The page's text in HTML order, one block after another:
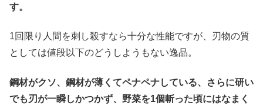
す。
1回限り人間を刺し殺すなら十分な性能ですが、刃物の質
としては値段以下のどうしようもない逸品。
鋼材がクソ、鋼材が薄くてペナペナしている、さらに研い
でも刃が一瞬しかつかず、野菜を1個斬った頃にはなまく